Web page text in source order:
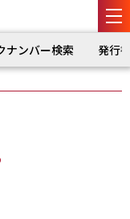
ナンバー検索 発行